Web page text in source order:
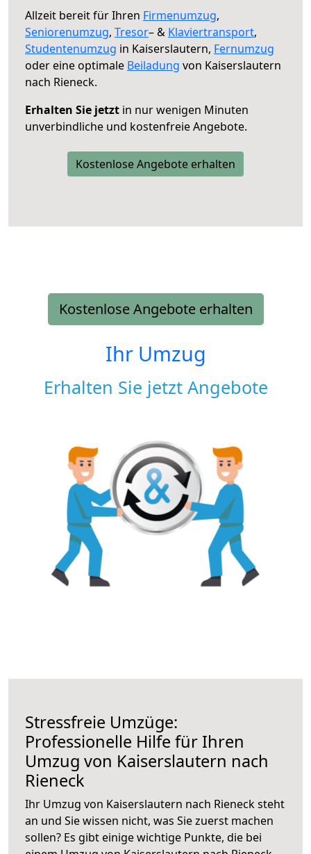
Allzeit bereit für Ihren Firmenumzug,
Seniorenumzug, Tresor– & Klaviertransport,
Studentenumzug in Kaiserslautern, Fernumzug
oder eine optimale Beiladung von Kaiserslautern
nach Rieneck.
Erhalten Sie jetzt in nur wenigen Minuten
unverbindliche und kostenfreie Angebote.
Kostenlose Angebote erhalten
Kostenlose Angebote erhalten
Ihr Umzug
Erhalten Sie jetzt Angebote
Stressfreie Umzüge:
Professionelle Hilfe für Ihren
Umzug von Kaiserslautern nach
Rieneck
Ihr Umzug von Kaiserslautern nach Rieneck steht
an und Sie wissen nicht, was Sie zuerst machen
sollen? Es gibt einige wichtige Punkte, die bei